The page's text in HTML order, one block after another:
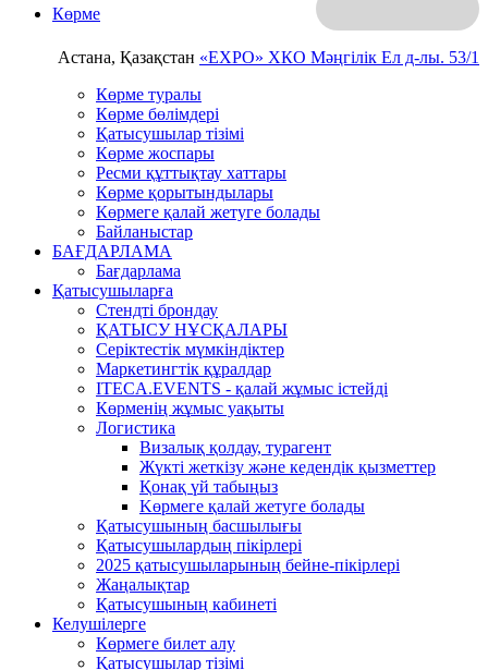
Астана, Қазақстан «EXPO» ХКО Мәңгілік Ел д-лы. 53/1
Көрме
Көрме туралы
Көрме бөлімдері
Қатысушылар тізімі
Көрме жоспары
Ресми құттықтау хаттары
Көрме қорытындылары
Көрмеге қалай жетуге болады
Байланыстар
БАҒДАРЛАМА
Бағдарлама
Қатысушыларға
Стендті брондау
ҚАТЫСУ НҰСҚАЛАРЫ
Серіктестік мүмкіндіктер
Маркетингтік құралдар
ITECA.EVENTS - қалай жұмыс істейді
Көрменің жұмыс уақыты
Логистика
Визалық қолдау, турагент
Жүкті жеткізу және кедендік қызметтер
Қонақ үй табыңыз
Kөрмеге қалай жетуге болады
Қатысушының басшылығы
Қатысушылардың пікірлері
2025 қатысушыларының бейне-пікірлері
Жаңалықтар
Қатысушының кабинеті
Келушілерге
Көрмеге билет алу
Қатысушылар тізімі